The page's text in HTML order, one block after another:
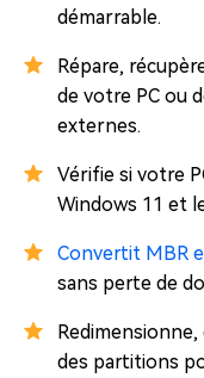
démarrable.
Répare,
de votre PC ou
externes.
Vérifie si votre
Windows 11 et
Convertit MBR
sans perte de
des partitions